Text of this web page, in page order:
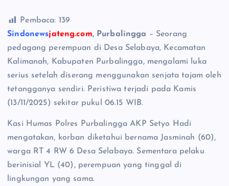
Pembaca: 139
Sindonewsjateng.com, Purbalingga – Seorang
pedagang perempuan di Desa Selabaya, Kecamatan
Kalimanah, Kabupaten Purbalingga, mengalami luka
serius setelah diserang menggunakan senjata tajam oleh
tetangganya sendiri. Peristiwa terjadi pada Kamis
(13/11/2025) sekitar pukul 06.15 WIB.
Kasi Humas Polres Purbalingga AKP Setyo Hadi
mengatakan, korban diketahui bernama Jasminah (60),
warga RT 4 RW 6 Desa Selabaya. Sementara pelaku
berinisial YL (40), perempuan yang tinggal di
lingkungan yang sama.